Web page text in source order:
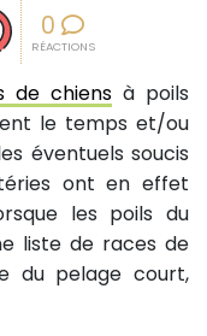
Twitter
sur Pinterest
0
RÉACTIONS
de chiens à poils
le temps et/ou
éventuels soucis
ont en effet
les poils du
liste de races de
du pelage court,